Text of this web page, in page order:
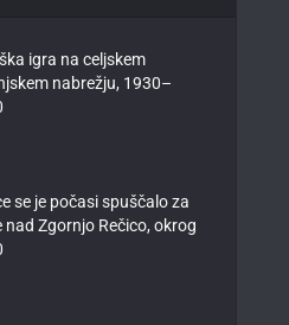
igra na celjskem
nabrežju, 1930–
se je počasi spuščalo za
nad Zgornjo Rečico, okrog